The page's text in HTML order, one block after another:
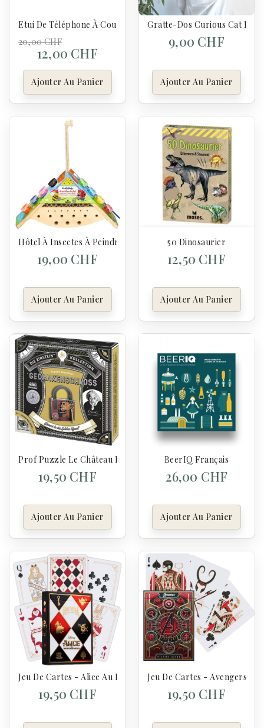
Etui De Téléphone À Coudre
20,00 CHF
12,00 CHF
Ajouter Au Panier
Gratte-Dos Curious Cat
9,00 CHF
Ajouter Au Panier
Hôtel À Insectes À Peindre
19,00 CHF
Ajouter Au Panier
50 Dinosaurier
12,50 CHF
Ajouter Au Panier
Prof Puzzle Le Château De La Pensée D'Albert Einstein
19,50 CHF
Ajouter Au Panier
BeerIQ Français
26,00 CHF
Ajouter Au Panier
Jeu De Cartes - Alice Au Pays Des Merveilles
19,50 CHF
Jeu De Cartes - Avengers
19,50 CHF